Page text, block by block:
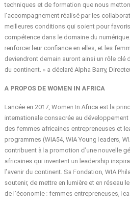
techniques et de formation que nous
l’accompagnement réalisé par les
meilleures conditions qui soient pour
compétence dans le domaine du
renforcer leur confiance en elles, et les
deviendront demain auront ainsi un rôle
du continent. » a déclaré Alpha Barry,
A PROPOS DE WOMEN IN AFRICA
Lancée en 2017, Women In Africa est la
internationale consacrée au
des femmes africaines entrepreneuses et
programmes (WIA54, WIA Young leaders,
contribuent à la promotion d’une nouvelle
africaines qui inventent un leadership
l’avenir du continent. Sa Fondation, WIA
soutenir, de mettre en lumière et en réseau
de l’économie : femmes entrepreneuses,